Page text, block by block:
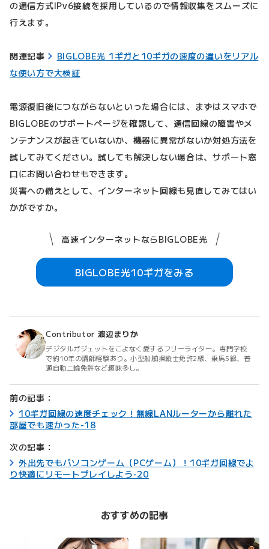
の通信方式IPv6接続を採用しているので情報収集をスムーズに
行えます。
関連記事
BIGLOBE光 1ギガと10ギガの速度の違いをリアル
な使い方で大検証
電源復旧後につながらないといった場合には、まずはスマホで
BIGLOBEのサポートページを確認して、通信回線の障害やメ
ンテナンスが起きていないか、機器に異常がないか対処方法を
試してみてください。試しても解決しない場合は、サポート窓
口にお問い合わせもできます。
災害への備えとして、インターネット回線も見直してみてはい
かがですか。
高速インターネットならBIGLOBE光
BIGLOBE光10ギガをみる
Contributor 渡辺まりか
デジタルガジェットをこよなく愛するフリーライター。専門学校
で約10年の講師経験あり。小型船舶操縦士免許2級、乗馬5級、普
通自動二輪免許など趣味多し。
前の記事：
10ギガ回線の速度チェック！無線LANルーターから離れた
部屋でも速かった-18
次の記事：
外出先でもパソコンゲーム（PCゲーム）！10ギガ回線でよ
り快適にリモートプレイしよう-20
おすすめの記事